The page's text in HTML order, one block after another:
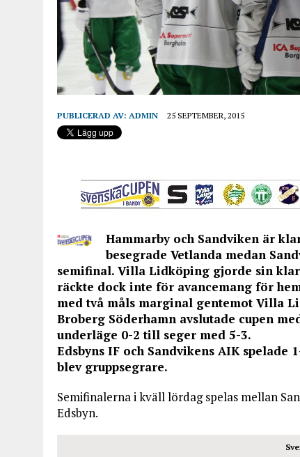
PUBLICERAD AV: ADMIN 25 SEPTEMBER, 2015
Hammarby och Sandviken är
besegrade Vetlanda medan
semifinal. Villa Lidköping gjorde sin
räckte dock inte för avancemang för
med två måls marginal gentemot Villa
Broberg Söderhamn avslutade cupen
underläge 0-2 till seger med 5-3.
Edsbyns IF och Sandvikens AIK
blev gruppsegrare.
Semifinalerna i kväll lördag spelas mellan
Edsbyn.